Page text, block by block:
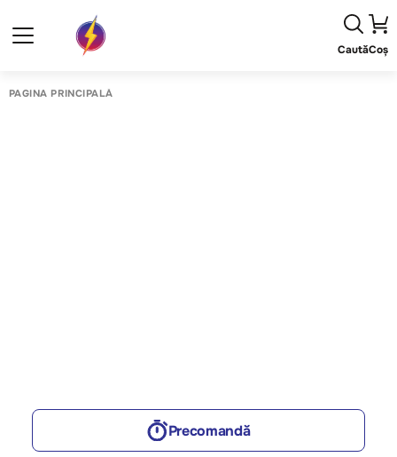
CautăCoș
PAGINA PRINCIPALĂ
Precomandă